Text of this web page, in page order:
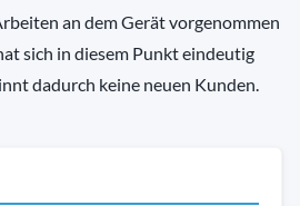
an dem Gerät vorgenommen
sich in diesem Punkt eindeutig
dadurch keine neuen Kunden.